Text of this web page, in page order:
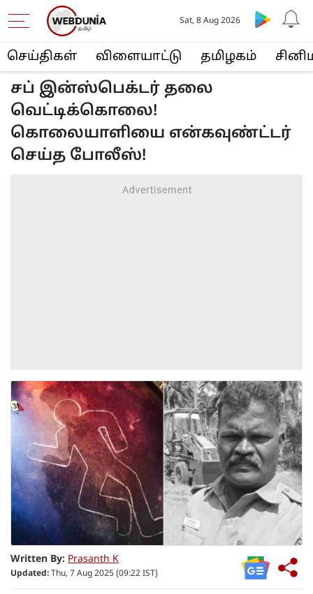
செய்திகள் விளையா‌ட்டு த‌மிழக‌ம்
Sat, 8 Aug 2026
சப் இன்ஸ்பெக்டர் தலை
வெட்டிக்கொலை!
கொலையாளியை என்கவுண்ட்டர்
செய்த போலீஸ்!
Written By: Prasanth K
Updated: Thu, 7 Aug 2025 (09:22 IST)